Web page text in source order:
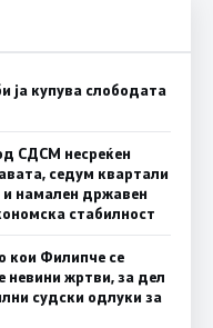
ја купува слободата
СДСМ несреќен
седум квартали
намален државен
стабилност
Филипче се
невини жртви, за дел
судски одлуки за